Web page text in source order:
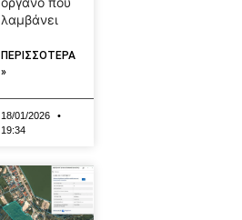
λαμβάνει
ΠΕΡΙΣΣΟΤΕΡΑ
»
18/01/2026
19:34